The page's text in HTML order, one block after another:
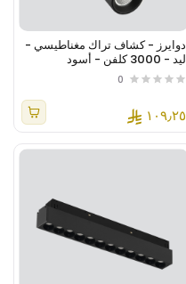
دوايرز - كشاف تراك مغناطيسي -
ليد - 3000 كلفن - أسود
0
١٠٩٫٢٥